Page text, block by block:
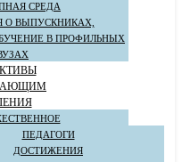
СРЕДА
ВЫПУСКНИКАХ,
В ПРОФИЛЬНЫХ
ПЕДАГОГИ
ДОСТИЖЕНИЯ